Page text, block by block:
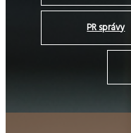
PR správy